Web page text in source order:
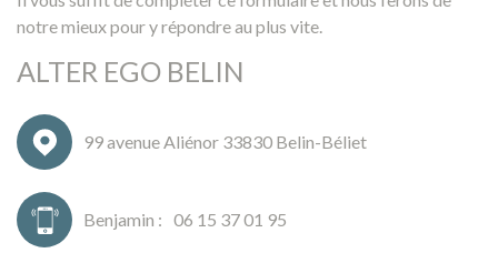
notre mieux pour y répondre au plus vite.
ALTER EGO BELIN
99 avenue Aliénor 33830 Belin-Béliet
Benjamin : 06 15 37 01 95